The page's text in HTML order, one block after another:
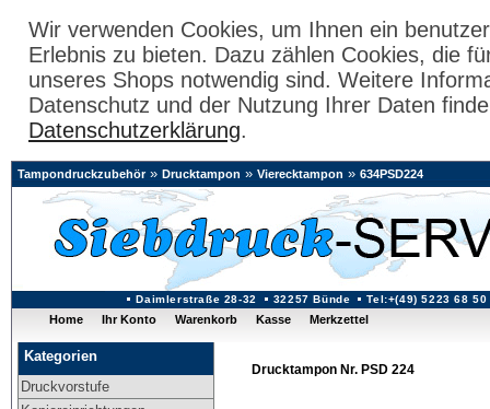
Wir verwenden Cookies, um Ihnen ein
Erlebnis zu bieten. Dazu zählen Cookies, die
unseres Shops notwendig sind. Weitere
Datenschutz und der Nutzung Ihrer Daten
Datenschutzerklärung.
Daimlerstraße 28-32 32257 Bünde Tel:+(49) 5223 68 50
Tampondruckzubehör» Drucktampon » Vierecktampon » 634PSD224
Home Ihr Konto Warenkorb Kasse Merkzettel
Kategorien
Druckvorstufe
Drucktampon Nr. PSD 224